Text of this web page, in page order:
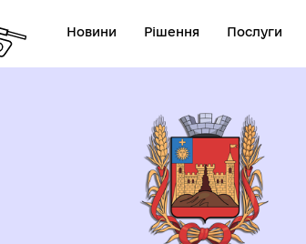
Новини Рішення Послуги